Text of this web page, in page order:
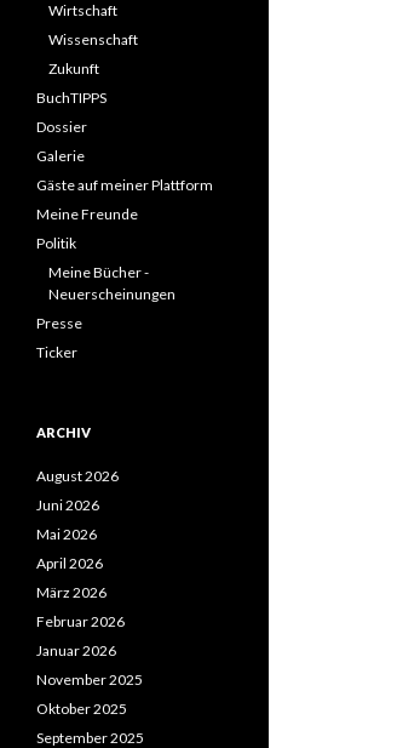
Wirtschaft
Wissenschaft
Zukunft
BuchTIPPS
Dossier
Galerie
Gäste auf meiner Plattform
Meine Freunde
Politik
Meine Bücher -
Neuerscheinungen
Presse
Ticker
ARCHIV
August 2026
Juni 2026
Mai 2026
April 2026
März 2026
Februar 2026
Januar 2026
November 2025
Oktober 2025
September 2025